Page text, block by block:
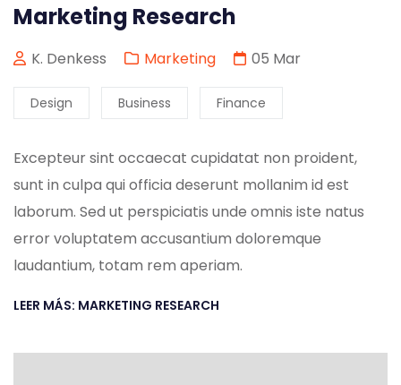
Marketing Research
K. Denkess Marketing 05 Mar
Design Business Finance
Excepteur sint occaecat cupidatat non proident,
sunt in culpa qui officia deserunt mollanim id est
laborum. Sed ut perspiciatis unde omnis iste natus
error voluptatem accusantium doloremque
laudantium, totam rem aperiam.
LEER MÁS: MARKETING RESEARCH